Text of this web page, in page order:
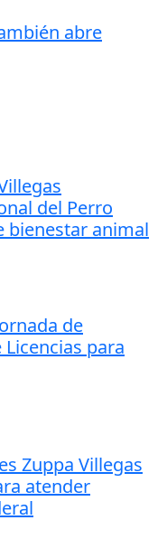
abre
del Perro
bienestar animal
de
para
Zuppa Villegas
atender